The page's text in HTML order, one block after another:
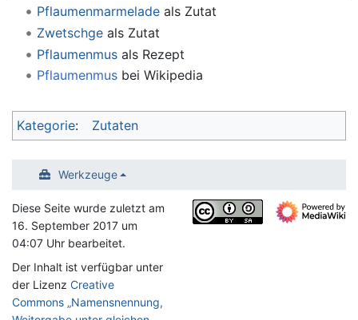
Pflaumenmarmeladeals Zutat
Zwetschgeals Zutat
Pflaumenmusals Rezept
Pflaumenmusbei Wikipedia
Kategorie: Zutaten
Werkzeuge
Diese Seite wurde zuletzt am
16. September 2017 um
04:07 Uhr bearbeitet.
Der Inhalt ist verfügbar unter
der Lizenz Creative
Commons „Namensnennung,